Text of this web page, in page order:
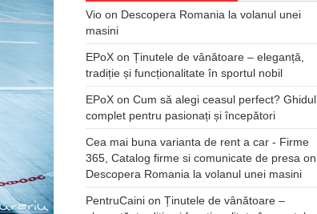
Vio on Descopera Romania la volanul unei
masini
EPoX on Ținutele de vânătoare – eleganță,
tradiție și funcționalitate în sportul nobil
EPoX on Cum să alegi ceasul perfect? Ghidul
complet pentru pasionați și începători
Cea mai buna varianta de rent a car - Firme
365, Catalog firme si comunicate de presa on
Descopera Romania la volanul unei masini
PentruCaini on Ținutele de vânătoare –